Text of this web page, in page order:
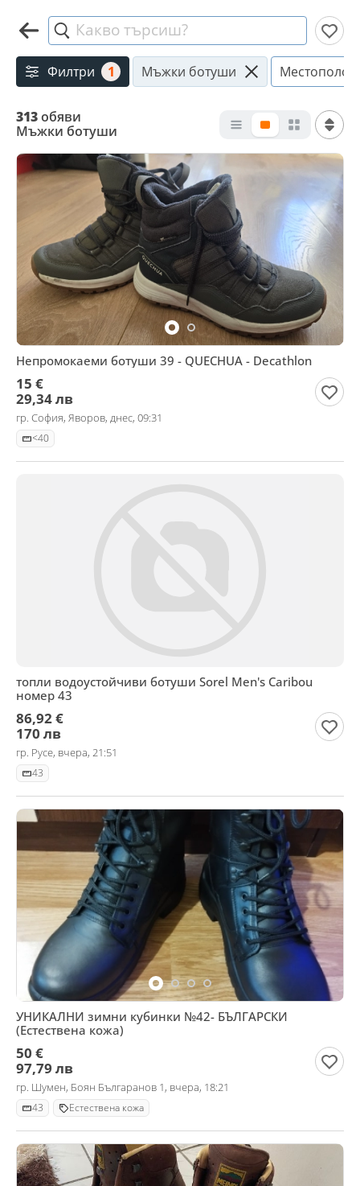
Какво търсиш?
Филтри 1 Мъжки ботуши
313обяви
Мъжки ботуши
Непромокаеми ботуши 39 - QUECHUA - Decathlon
15 €
29,34 лв
гр. София, Яворов, днес, 09:31
<40
топли водоустойчиви ботуши Sorel Men's Caribou
номер 43
86,92 €
170 лв
гр. Русе, вчера, 21:51
43
УНИКАЛНИ зимни кубинки №42- БЪЛГАРСКИ
(Естествена кожа)
50 €
97,79 лв
гр. Шумен, Боян Българанов 1, вчера, 18:21
43 Естествена кожа